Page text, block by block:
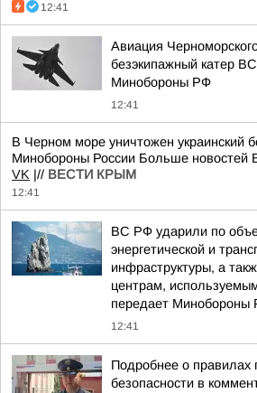
12:41
Авиация
безэкипажный катер
Минобороны РФ
12:41
В Черном море уничтожен украинский
Минобороны России Больше новостей
VK |// ВЕСТИ КРЫМ
12:41
ВС РФ ударили по
энергетической и
инфраструктуры, а
центрам,
передает Минобороны
12:41
Подробнее о правилах
безопасности в